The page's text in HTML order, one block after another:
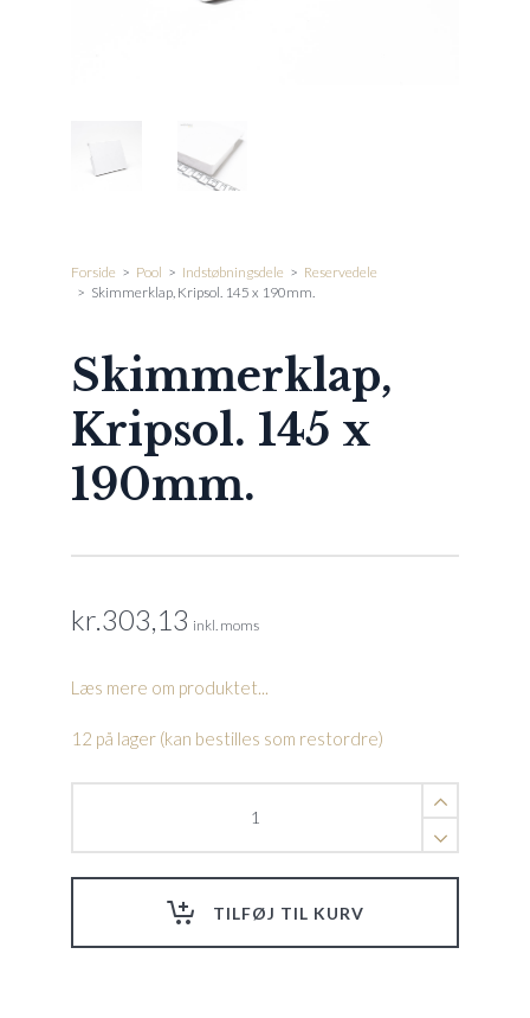
Forside > Pool > Indstøbningsdele > Reservedele
> Skimmerklap, Kripsol. 145 x 190mm.
Skimmerklap,
Kripsol. 145 x
190mm.
kr. 303,13 inkl. moms
Læs mere om produktet...
12 på lager (kan bestilles som restordre)
TILFØJ TIL KURV